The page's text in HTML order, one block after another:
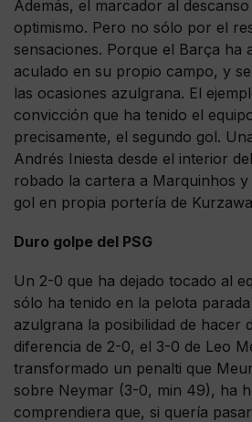
Además, el marcador al
optimismo. Pero no sólo por el
sensaciones. Porque el Barça ha
aculado en su propio campo, y
las ocasiones azulgrana. El
convicción que ha tenido el
precisamente, el segundo gol.
Andrés Iniesta desde el interior
robado la cartera a Marquinhos
gol en propia portería de
Duro golpe del PSG
Un 2-0 que ha dejado tocado al
sólo ha tenido en la pelota
azulgrana la posibilidad de hacer
diferencia de 2-0, el 3-0 de Leo
transformado un penalti que
sobre Neymar (3-0, min 49), ha
comprendiera que, si quería